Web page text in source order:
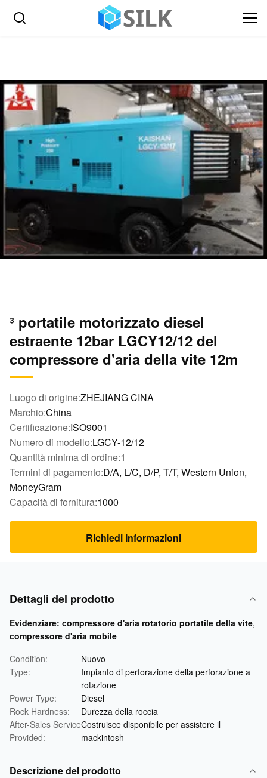
³ portatile motorizzato diesel
estraente 12bar LGCY12/12 del
compressore d'aria della vite 12m
Luogo di origine:ZHEJIANG CINA
Marchio:China
Certificazione:ISO9001
Numero di modello:LGCY-12/12
Quantità minima di ordine:1
Termini di pagamento:D/A, L/C, D/P, T/T, Western Union,
MoneyGram
Capacità di fornitura:1000
Richiedi Informazioni
Dettagli del prodotto
Evidenziare: compressore d'aria rotatorio portatile della vite,
compressore d'aria mobile
Condition:
Nuovo
Type:
Impianto di perforazione della perforazione a
rotazione
Power Type:
Diesel
Rock Hardness:
Durezza della roccia
After-Sales Service
Provided:
Costruisce disponibile per assistere il
mackintosh
Descrizione del prodotto